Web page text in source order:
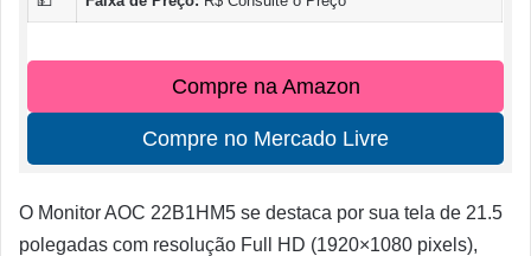
Compre na Amazon
Compre no Mercado Livre
O Monitor AOC 22B1HM5 se destaca por sua tela de 21.5
polegadas com resolução Full HD (1920×1080 pixels),